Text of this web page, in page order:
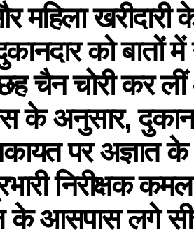
महिला
को
चैन चोरी कर
के अनुसार, दुकान
पर अज्ञात के
निरीक्षक
आसपास लगे